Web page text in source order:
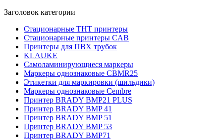
Заголовок категории
Стационарные THT принтеры
Стационарные принтеры CAB
Принтеры для ПВХ трубок
KLAUKE
Самоламинирующиеся маркеры
Маркеры однознаковые CBMR25
Этикетки для маркировки (шильдики)
Маркеры однознаковые Cembre
Принтер BRADY BMP21 PLUS
Принтер BRADY BMP 41
Принтер BRADY BMP 51
Принтер BRADY BMP 53
Принтер BRADY BMP71